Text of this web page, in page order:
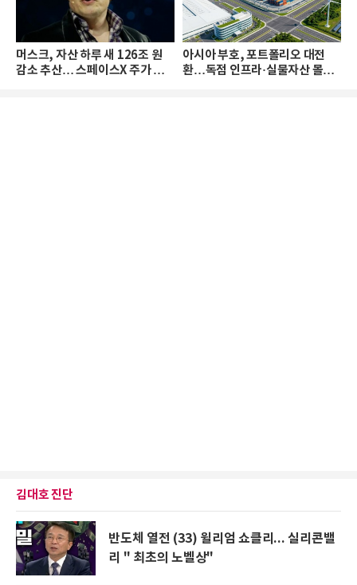
머스크, 자산 하루 새 126조 원
감소 추산… 스페이스X 주가 하
아시아 부호, 포트폴리오 대전
환…독점 인프라·실물자산 몰린
김대호 진단
반도체 열전 (33) 윌리엄 쇼클리... 실리콘밸
리 " 최초의 노벨상"